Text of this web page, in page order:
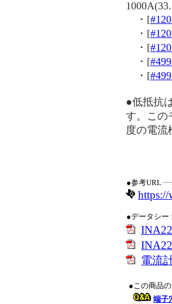
・[
・[
・[
・[
・[
●低抵抗
す。この
度の電流
●参考URL
●データシー
電流
●この商品
端子